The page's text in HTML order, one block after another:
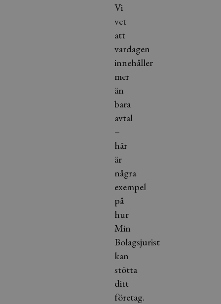
Vi
vet
att
vardagen
innehåller
mer
än
bara
avtal
–
här
är
några
exempel
på
hur
Min
Bolagsjurist
kan
stötta
ditt
företag.